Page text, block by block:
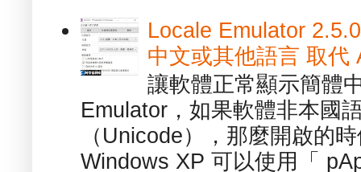
Locale Emulator
中文或其他語言 取代
讓軟體正常顯示簡體
Emulator，如果軟體非本國
（Unicode），那麼開啟的
Windows XP 可以使用「